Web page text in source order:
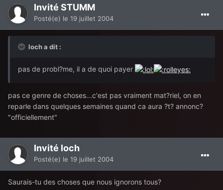
Invité STUMM
Posté(e) le 19 juillet 2004
loch a dit :
pas de probl?me, il a de quoi payer
pas ce genre de choses...c'est pas vraiment mat?riel, on en
reparle dans quelques semaines quand ca aura ?t? annonc?
"officiellement"
Invité loch
Posté(e) le 19 juillet 2004
Saurais-tu des choses que nous ignorons tous?